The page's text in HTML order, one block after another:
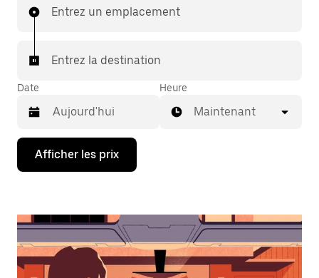
Entrez un emplacement
Entrez la destination
Date
Appuyez
la
bas
interagir
avec
Heure
Maintenant
Afficher les prix